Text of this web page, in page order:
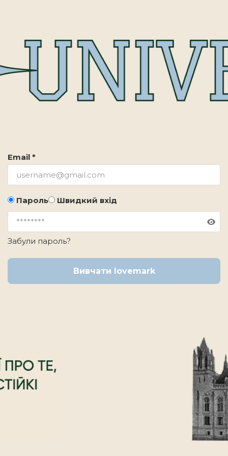
Email *
Пароль Швидкий вхід
Забули пароль?
Вивчати lovemark